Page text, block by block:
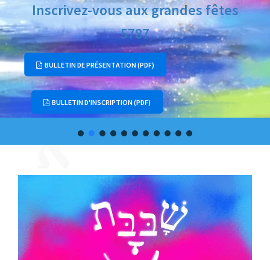
Inscrivez-vous aux grandes fêtes
5787
BULLETIN DE PRÉSENTATION (PDF)
BULLETIN D'INSCRIPTION (PDF)